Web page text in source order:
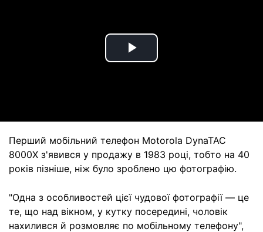
Play
Перший мобільний телефон Motorola DynaTAC
8000X з'явився у продажу в 1983 році, тобто на 40
років пізніше, ніж було зроблено цю фотографію.
"Одна з особливостей цієї чудової фотографії — це
те, що над вікном, у кутку посередині, чоловік
нахилився й розмовляє по мобільному телефону",